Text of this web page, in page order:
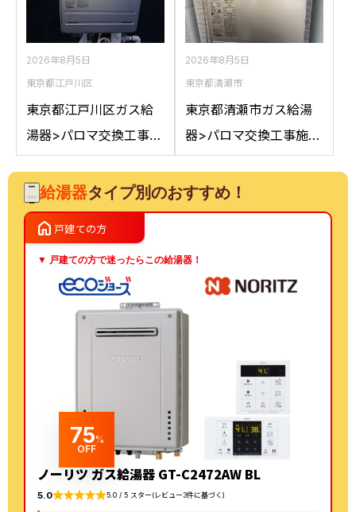
らパロマFH-
E2422SARLへの交換
パロマFH-2023SAW-1
への交換
2026年8月5日
東京都江戸川区
東京都江戸川区ガス給
湯器>パロマ交換工事施
工事例：ノーリツGT-
2050AWXからパロマ
FH-E2022SAWLへの交
換
2026年8月5日
東京都清瀬市
東京都清瀬市ガス給湯
器>パロマ交換工事施工
事例：ノーリツGT-
C2042SAWXからパロ
マFH-E2022SAWL 13A
給湯器タイプ別のおすすめ！
home 戸建ての方
▼ 戸建ての方で迷ったらこの給湯器！
75%
OFF
ノーリツ ガス給湯器 GT-C2472AW BL
5.0 5.0 / 5 スター(レビュー3件に基づく)